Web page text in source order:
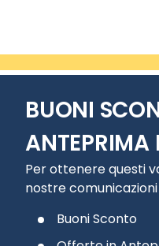
BUONI
ANTEPRIMA
Per ottenere questi
nostre comunicazioni
Buoni Sconto